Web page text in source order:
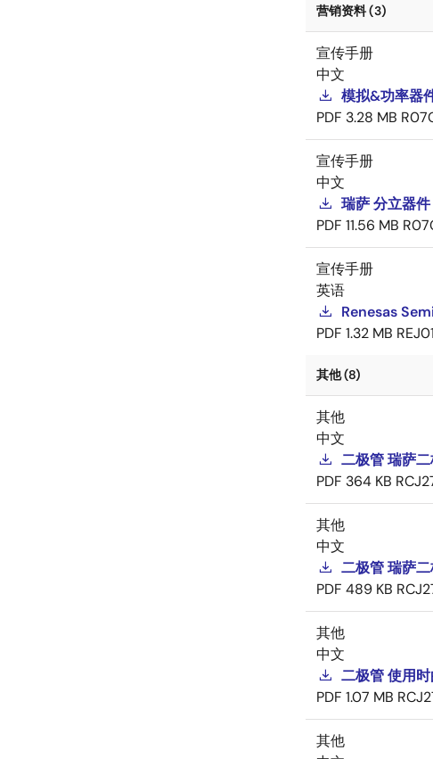
营销资料 (3)
宣传手册
中文
模拟&功率器
PDF 3.28 MB
宣传手册
中文
瑞萨 分立器
PDF 11.56 MB
宣传手册
英语
Renesas
PDF 1.32 MB
其他 (8)
其他
中文
二极管 瑞萨
PDF 364 KB
其他
中文
二极管 瑞萨
PDF 489 KB
其他
中文
二极管 使用
PDF 1.07 MB
其他